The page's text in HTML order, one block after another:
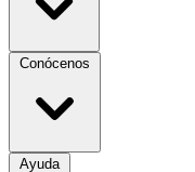
Conócenos
Ayuda